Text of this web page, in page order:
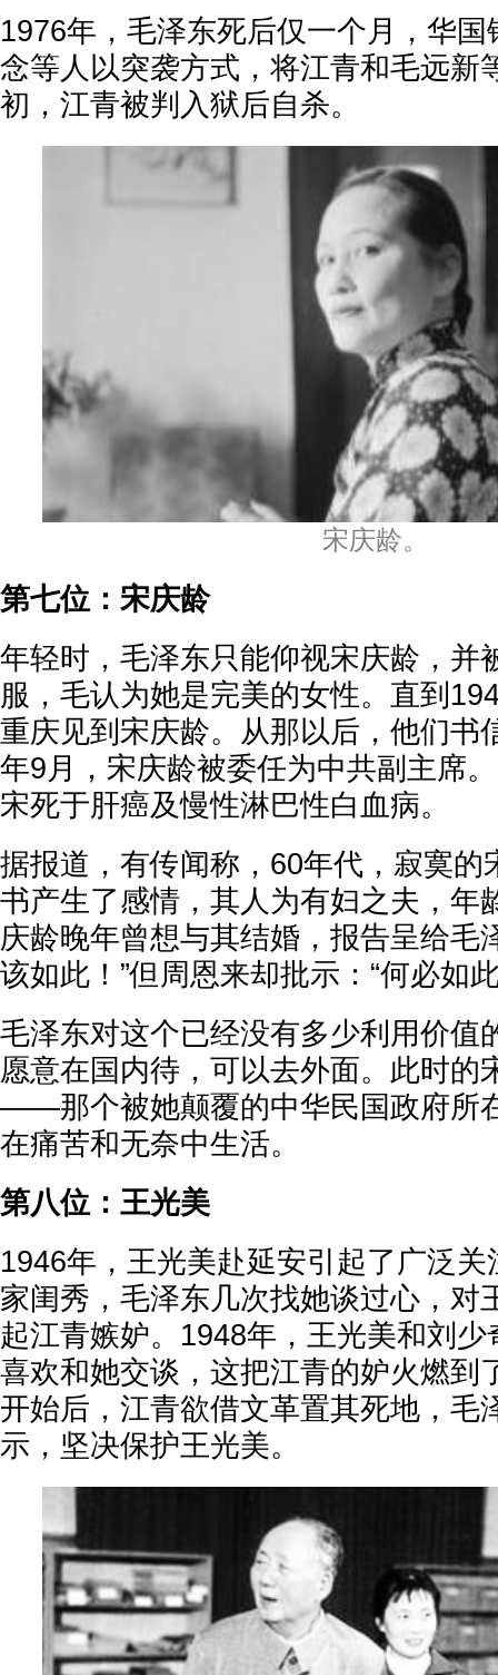
1976年，毛泽东死后仅一个月，华
念等人以突袭方式，将江青和毛远新
初，江青被判入狱后自杀。
宋庆龄。
第七位：宋庆龄
年轻时，毛泽东只能仰视宋庆龄，并
服，毛认为她是完美的女性。直到
重庆见到宋庆龄。从那以后，他们书
年9月，宋庆龄被委任为中共副主席
宋死于肝癌及慢性淋巴性白血病。
据报道，有传闻称，60年代，寂寞的
书产生了感情，其人为有妇之夫，年
庆龄晚年曾想与其结婚，报告呈给毛
该如此！”但周恩来却批示：“何必如
毛泽东对这个已经没有多少利用价值
愿意在国内待，可以去外面。此时的
——那个被她颠覆的中华民国政府所
在痛苦和无奈中生活。
第八位：王光美
1946年，王光美赴延安引起了广泛
家闺秀，毛泽东几次找她谈过心，对
起江青嫉妒。1948年，王光美和刘
喜欢和她交谈，这把江青的妒火燃到
开始后，江青欲借文革置其死地，毛
示，坚决保护王光美。